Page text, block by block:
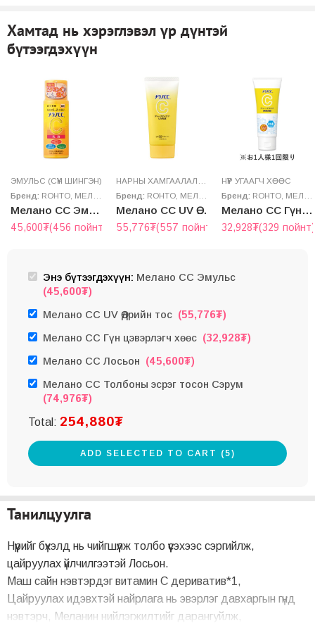
Хамтад нь хэрэглэвэл үр дүнтэй
бүтээгдэхүүн
ЭМУЛЬС (СҮҮН ШИНГЭН)
Бренд: ROHTO МЕЛАНО CC
Мелано CC Эмульс
45,600₮(456 пойнт)
Бренд: ROHTO МЕЛАНО CC
Мелано CC UV Өдрийн тос
55,776₮(557 пойнт)
НҮҮР УГААГЧ ХӨӨС
Бренд: ROHTO МЕЛАНО CC
Мелано CC Гүн цэвэрлэгч хөөс
32,928₮(329 пойнт)
Энэ бүтээгдэхүүн: Мелано CC Эмульс
(45,600₮)
Мелано CC UV Өдрийн тос (55,776₮)
Мелано CC Гүн цэвэрлэгч хөөс (32,928₮)
Мелано CC Лосьон (45,600₮)
Мелано CC Толбоны эсрэг тосон Сэрум
(74,976₮)
Total: 254,880₮
ADD SELECTED TO CART (5)
Танилцуулга
Нүүрийг бүхэлд нь чийгшүүлж толбо үүсэхээс сэргийлж,
цайруулах үйлчилгээтэй Лосьон.
Маш сайн нэвтэрдэг витамин С дериватив*1,
Цайруулах идэвхтэй найрлага нь эвэрлэг давхаргын гүнд
нэвтэрч, Меланин нийлэгжилтийг дарангуйлж,